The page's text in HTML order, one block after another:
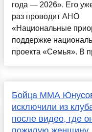
года — 2026». Его
раз проводит АНО
«Национальные
поддержке
проекта «Семья». В
Бойца MMA
исключили из
после видео, где